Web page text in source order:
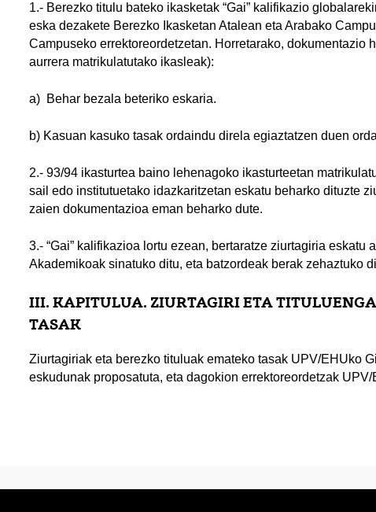
1.- Berezko titulu bateko ikasketak “Gai” kalifikazio
eska dezakete Berezko Ikasketan Atalean eta Arabako
Campuseko errektoreordetzetan. Horretarako, dokumentazio
aurrera matrikulatutako ikasleak):
a) Behar bezala beteriko eskaria.
b) Kasuan kasuko tasak ordaindu direla egiaztatzen duen
2.- 93/94 ikasturtea baino lehenagoko ikasturteetan
sail edo institutuetako idazkaritzetan eskatu beharko dituzte
zaien dokumentazioa eman beharko dute.
3.- “Gai” kalifikazioa lortu ezean, bertaratze ziurtagiria
Akademikoak sinatuko ditu, eta batzordeak berak zehaztuko
III. KAPITULUA. ZIURTAGIRI ETA
TASAK
Ziurtagiriak eta berezko tituluak emateko tasak UPV/EHUko
eskudunak proposatuta, eta dagokion errektoreordetzak